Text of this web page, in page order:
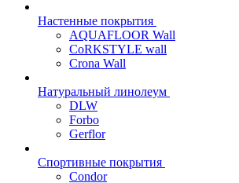
Настенные покрытия
AQUAFLOOR Wall
CoRKSTYLE wall
Crona Wall
Натуральный линолеум
DLW
Forbo
Gerflor
Спортивные покрытия
Condor